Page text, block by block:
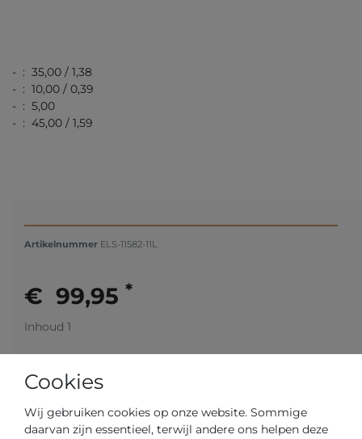
- : 35,00 / 1,38
- : 10,00 / 0,39
- : 5,00
- : 45,00 / 1,59
Artikelnummer ELS-11582-11L
€ 99,95 *
Inhoud 1
Cookies
Wij gebruiken cookies op onze website. Sommige
daarvan zijn essentieel, terwijl andere ons helpen deze